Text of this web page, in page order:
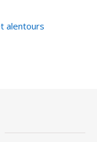
alentours